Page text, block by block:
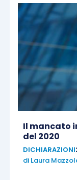
Il mancato
del 2020
DICHIARAZIONI
di Laura